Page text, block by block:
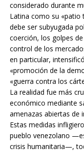
considerado durante
Latina como su «patio
debe ser subyugada
coerción, los golpes
control de los
en particular,
«promoción de la
«guerra contra los
La realidad fue más
económico mediante
amenazas abiertas de
Estas medidas
pueblo venezolano
crisis humanitaria—,